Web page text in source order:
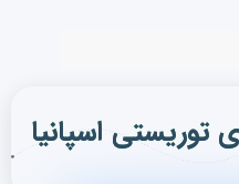
توریستی اسپانیا